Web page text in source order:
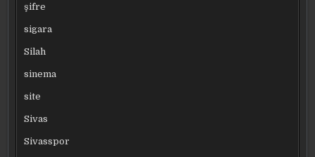
şifre
sigara
Silah
sinema
site
Sivas
Sivasspor